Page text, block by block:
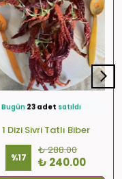
Bu ürünü499 kişi favoriledi!
86 kişisepetine ekledi!
Bugün 23 adet satıldı
1 Dizi Sivri Tatlı Biber
%17
₺ 288.00
₺ 240.00